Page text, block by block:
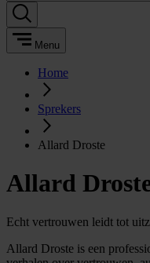
Menu
Home
Sprekers
Allard Droste
Allard
Echt vertrouwen leidt tot
Allard Droste is een